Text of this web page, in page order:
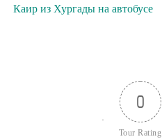
Каир из Хургады на автобусе
0
Tour Rating